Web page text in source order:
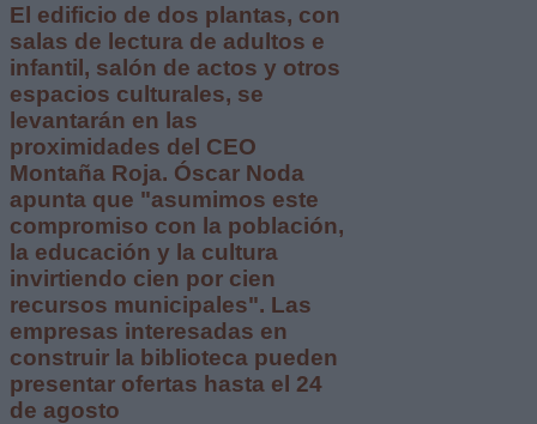
El edificio de dos plantas, con
salas de lectura de adultos e
infantil, salón de actos y otros
espacios culturales, se
levantarán en las
proximidades del CEO
Montaña Roja. Óscar Noda
apunta que "asumimos este
compromiso con la población,
la educación y la cultura
invirtiendo cien por cien
recursos municipales". Las
empresas interesadas en
construir la biblioteca pueden
presentar ofertas hasta el 24
de agosto